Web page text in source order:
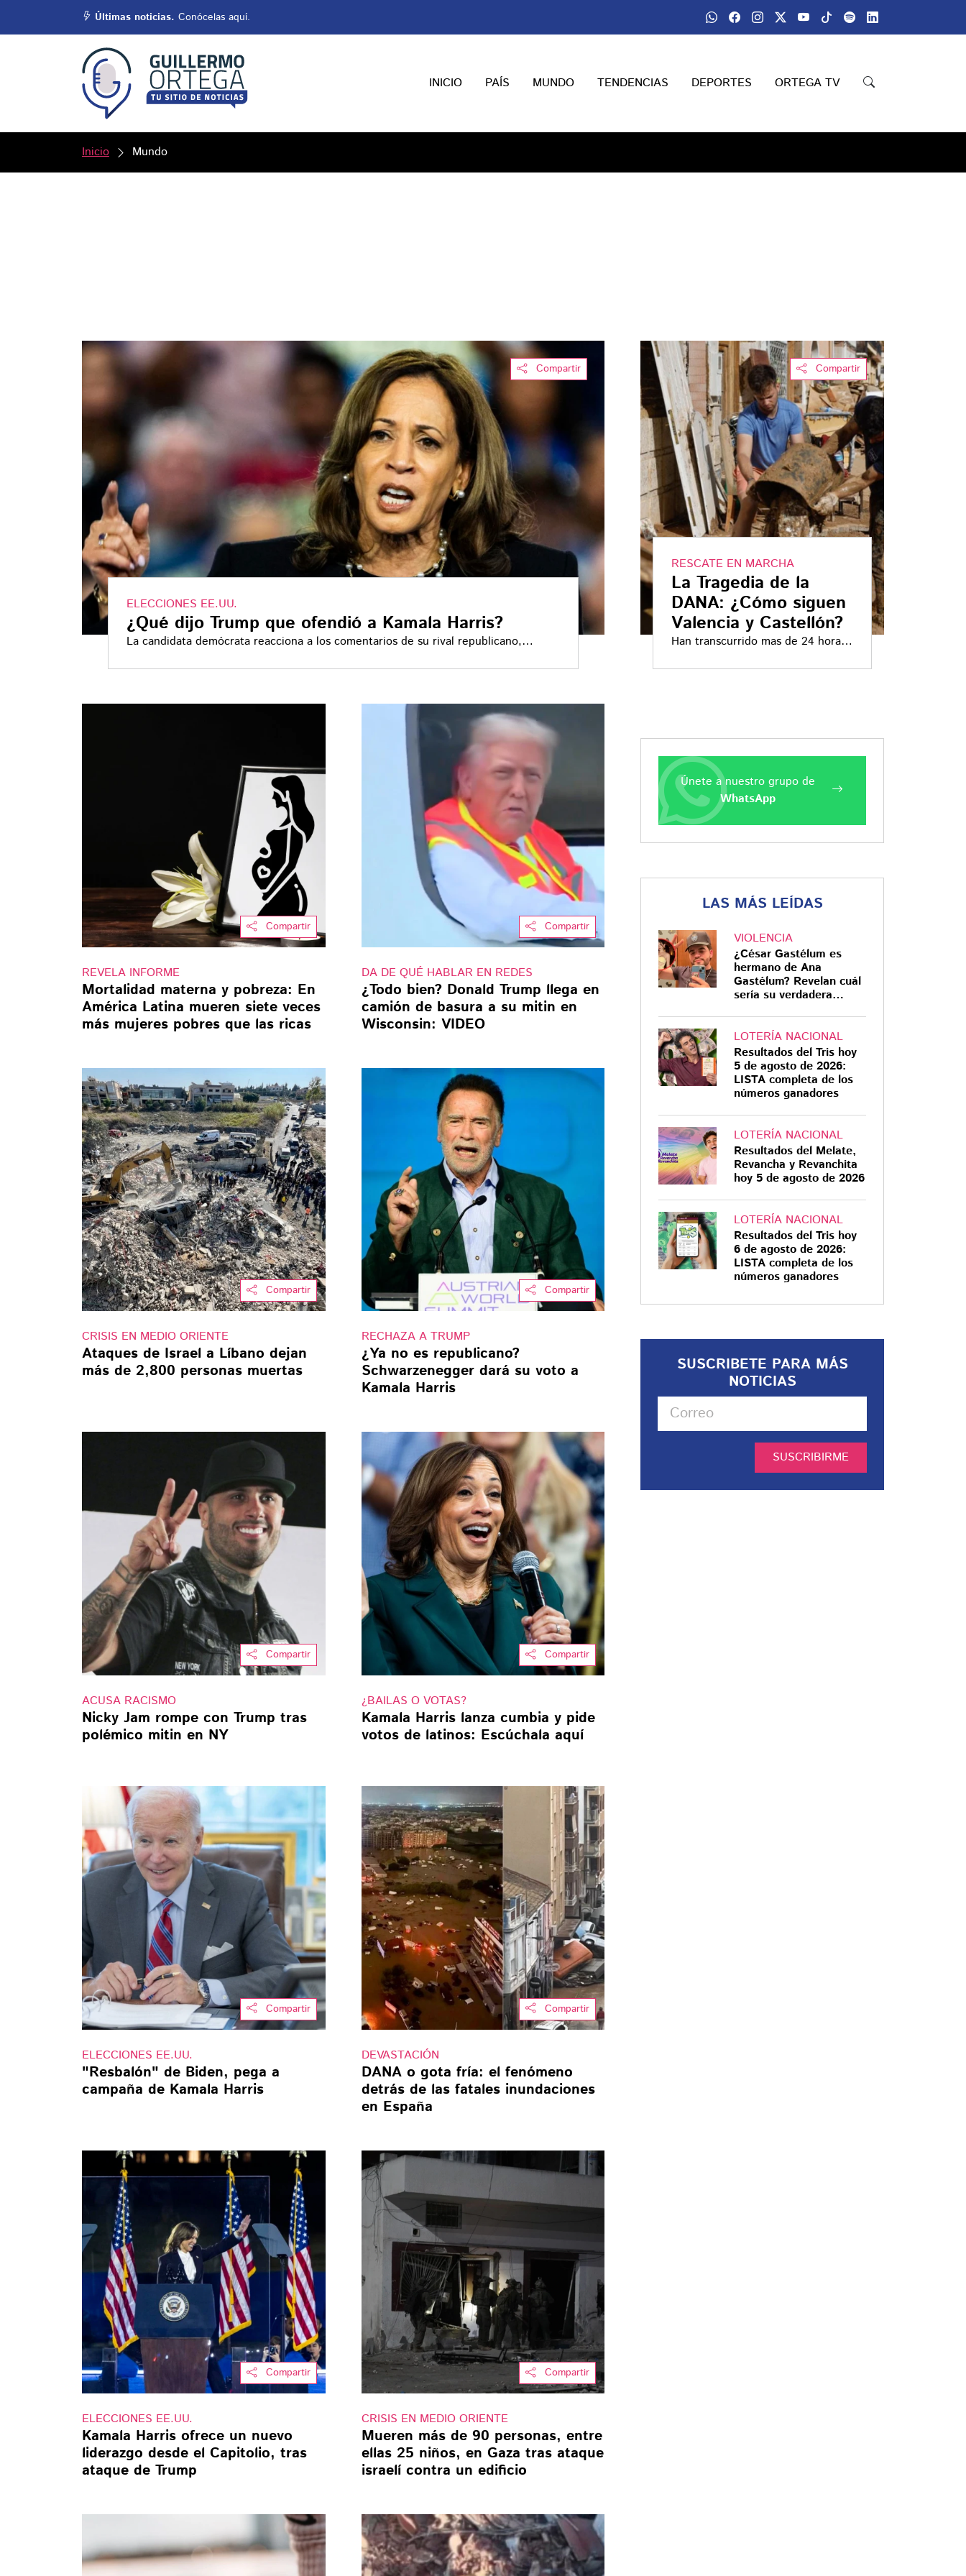
Últimas noticias. Conócelas aquí.
INICIO PAÍS MUNDO TENDENCIAS DEPORTES ORTEGA TV
Inicio Mundo
Compartir
ELECCIONES EE.UU.
¿Qué dijo Trump que ofendió a Kamala Harris?
La candidata demócrata reacciona a los comentarios de su rival republicano,
Compartir
RESCATE EN MARCHA
La Tragedia de la
DANA: ¿Cómo siguen
Valencia y Castellón?
Han transcurrido mas de 24 horas
Compartir
REVELA INFORME
Mortalidad materna y pobreza: En
América Latina mueren siete veces
más mujeres pobres que las ricas
Compartir
DA DE QUÉ HABLAR EN REDES
¿Todo bien? Donald Trump llega en
camión de basura a su mitin en
Wisconsin: VIDEO
Compartir
CRISIS EN MEDIO ORIENTE
Ataques de Israel a Líbano dejan
más de 2,800 personas muertas
Compartir
RECHAZA A TRUMP
¿Ya no es republicano?
Schwarzenegger dará su voto a
Kamala Harris
Compartir
ACUSA RACISMO
Nicky Jam rompe con Trump tras
polémico mitin en NY
Compartir
¿BAILAS O VOTAS?
Kamala Harris lanza cumbia y pide
votos de latinos: Escúchala aquí
Compartir
ELECCIONES EE.UU.
"Resbalón" de Biden, pega a
campaña de Kamala Harris
Compartir
DEVASTACIÓN
DANA o gota fría: el fenómeno
detrás de las fatales inundaciones
en España
Compartir
ELECCIONES EE.UU.
Kamala Harris ofrece un nuevo
liderazgo desde el Capitolio, tras
ataque de Trump
Compartir
CRISIS EN MEDIO ORIENTE
Mueren más de 90 personas, entre
ellas 25 niños, en Gaza tras ataque
israelí contra un edificio
Únete a nuestro grupo de
WhatsApp
LAS MÁS LEÍDAS
VIOLENCIA
¿César Gastélum es
hermano de Ana
Gastélum? Revelan cuál
sería su verdadera
LOTERÍA NACIONAL
Resultados del Tris hoy
5 de agosto de 2026:
LISTA completa de los
números ganadores
LOTERÍA NACIONAL
Resultados del Melate,
Revancha y Revanchita
hoy 5 de agosto de 2026
LOTERÍA NACIONAL
Resultados del Tris hoy
6 de agosto de 2026:
LISTA completa de los
números ganadores
SUSCRIBETE PARA MÁS
NOTICIAS
SUSCRIBIRME